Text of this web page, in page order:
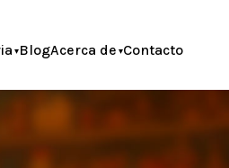
BlogAcerca de Contacto